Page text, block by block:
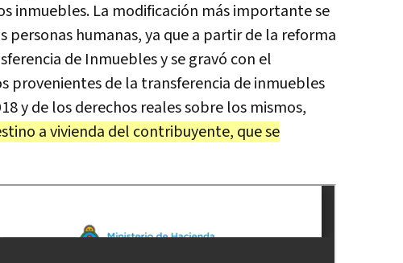
inmuebles. La modificación más importante se
humanas, ya que a partir de la reforma
de Inmuebles y se gravó con el
provenientes de la transferencia de inmuebles
y de los derechos reales sobre los mismos,
a vivienda del contribuyente, que se